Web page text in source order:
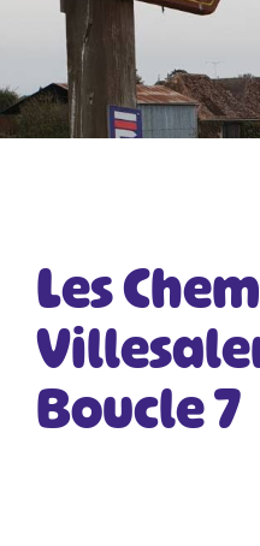
Les
Boucle 7